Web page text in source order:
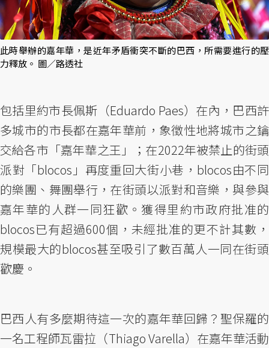
此時舉辦的嘉年華，是近年矛盾衝突不斷的巴西，所需要進行的壓
力釋放。 圖／路透社
包括里約市長佩斯（Eduardo Paes）在內，巴西許
多城市的市長都在嘉年華前，象徵性地將城市之鑰
交給各市「嘉年華之王」；在2022年被禁止的街頭
派對「blocos」再度重回大街小巷，blocos由不同
的樂團、舞團舉行，在街頭以派對和音樂，與參與
嘉年華的人群一同狂歡。獲得里約市政府批准的
blocos已有超過600個，未經批准的更不計其數，
規模最大的blocos甚至吸引了數百萬人一同在街頭
歡慶。
巴西人有多麼期待這一次的嘉年華回歸？聖保羅的
一名工程師瓦雷拉（Thiago Varella）在嘉年華活動